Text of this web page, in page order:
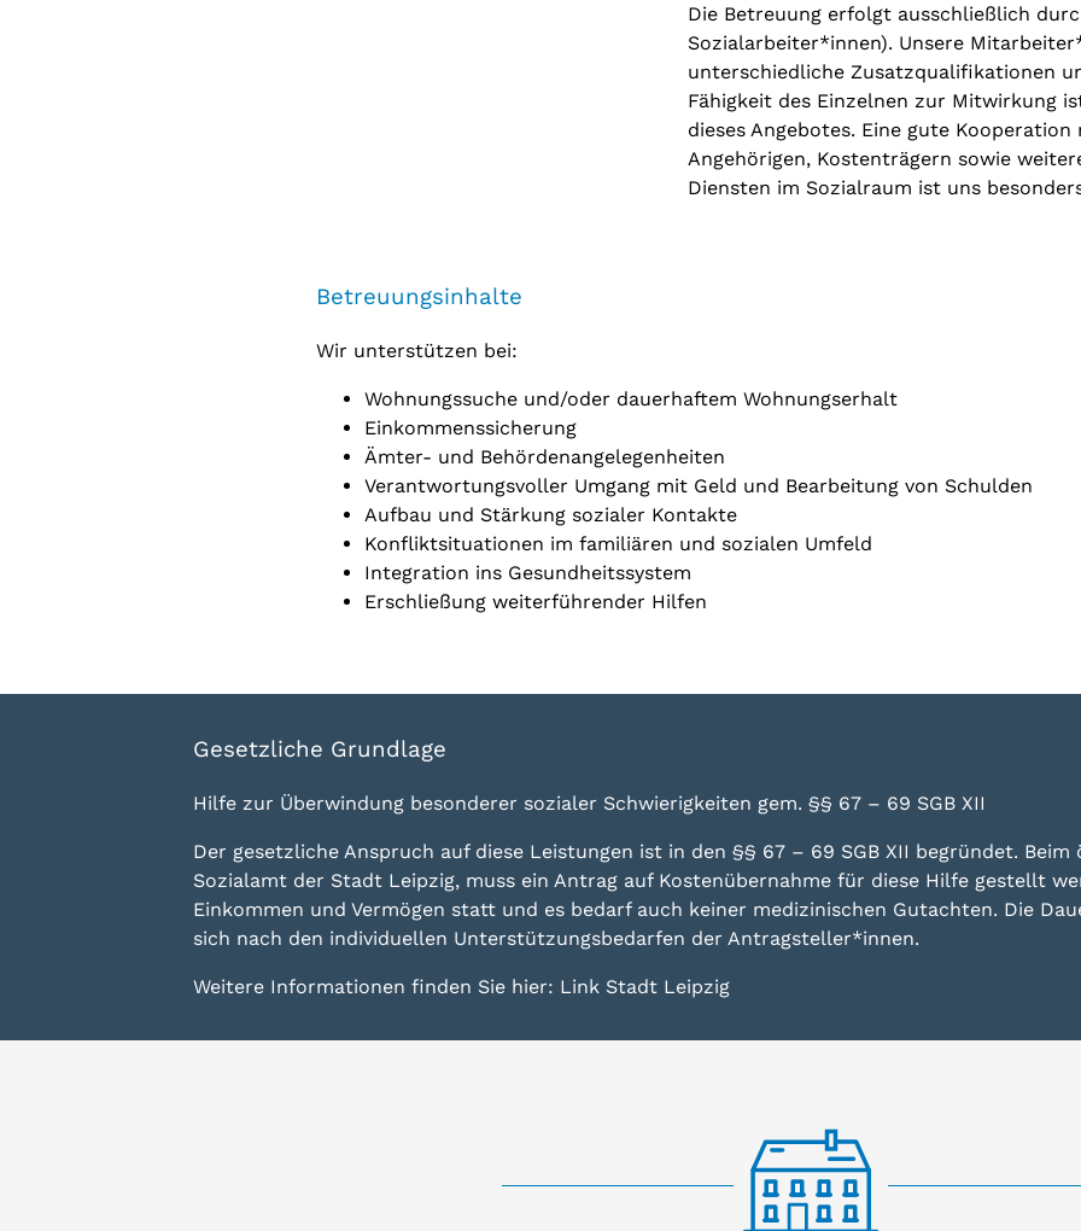
Die Betreuung erfolgt ausschließlich
Sozialarbeiter*innen). Unsere
unterschiedliche Zusatzqualifikationen
Fähigkeit des Einzelnen zur Mitwirkung
dieses Angebotes. Eine gute
Angehörigen, Kostenträgern sowie
Diensten im Sozialraum ist uns
Betreuungsinhalte
Wir unterstützen bei:
Wohnungssuche und/oder dauerhaftem Wohnungserhalt
Einkommenssicherung
Ämter- und Behördenangelegenheiten
Verantwortungsvoller Umgang mit Geld und Bearbeitung von Schulden
Aufbau und Stärkung sozialer Kontakte
Konfliktsituationen im familiären und sozialen Umfeld
Integration ins Gesundheitssystem
Erschließung weiterführender Hilfen
Gesetzliche Grundlage
Hilfe zur Überwindung besonderer sozialer Schwierigkeiten gem. §§ 67 – 69 SGB XII
Der gesetzliche Anspruch auf diese Leistungen ist in den §§ 67 – 69 SGB XII begründet.
Sozialamt der Stadt Leipzig, muss ein Antrag auf Kostenübernahme für diese Hilfe gestellt
Einkommen und Vermögen statt und es bedarf auch keiner medizinischen Gutachten. Die
sich nach den individuellen Unterstützungsbedarfen der Antragsteller*innen.
Weitere Informationen finden Sie hier: Link Stadt Leipzig